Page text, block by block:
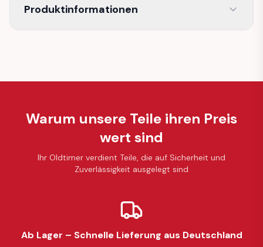
Produktinformationen
Warum unsere Teile ihren Preis
wert sind
Ihr Oldtimer verdient Teile, die auf Sicherheit und
Zuverlässigkeit ausgelegt sind
Ab Lager – Schnelle Lieferung aus Deutschland